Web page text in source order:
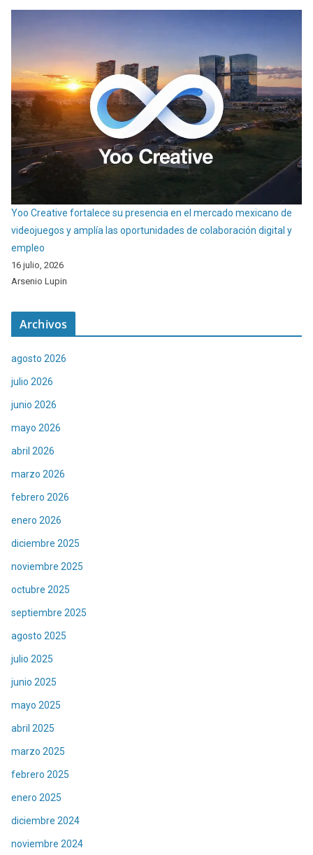
Yoo Creative fortalece su presencia en el mercado mexicano de
videojuegos y amplía las oportunidades de colaboración digital y
empleo
16 julio, 2026
Arsenio Lupin
Archivos
agosto 2026
julio 2026
junio 2026
mayo 2026
abril 2026
marzo 2026
febrero 2026
enero 2026
diciembre 2025
noviembre 2025
octubre 2025
septiembre 2025
agosto 2025
julio 2025
junio 2025
mayo 2025
abril 2025
marzo 2025
febrero 2025
enero 2025
diciembre 2024
noviembre 2024